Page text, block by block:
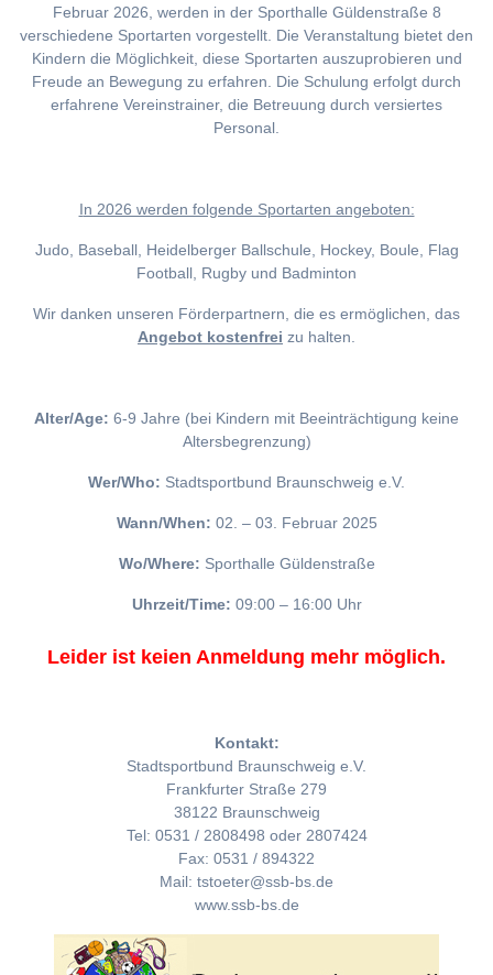
Februar 2026, werden in der Sporthalle Güldenstraße 8
verschiedene Sportarten vorgestellt. Die Veranstaltung bietet den
Kindern die Möglichkeit, diese Sportarten auszuprobieren und
Freude an Bewegung zu erfahren. Die Schulung erfolgt durch
erfahrene Vereinstrainer, die Betreuung durch versiertes
Personal.
In 2026 werden folgende Sportarten angeboten:
Judo, Baseball, Heidelberger Ballschule, Hockey, Boule, Flag
Football, Rugby und Badminton
Wir danken unseren Förderpartnern, die es ermöglichen, das
Angebot kostenfrei zu halten.
Alter/Age: 6-9 Jahre (bei Kindern mit Beeinträchtigung keine
Altersbegrenzung)
Wer/Who: Stadtsportbund Braunschweig e.V.
Wann/When: 02. – 03. Februar 2025
Wo/Where: Sporthalle Güldenstraße
Uhrzeit/Time: 09:00 – 16:00 Uhr
Leider ist keien Anmeldung mehr möglich.
Kontakt:
Stadtsportbund Braunschweig e.V.
Frankfurter Straße 279
38122 Braunschweig
Tel: 0531 / 2808498 oder 2807424
Fax: 0531 / 894322
Mail: tstoeter@ssb-bs.de
www.ssb-bs.de